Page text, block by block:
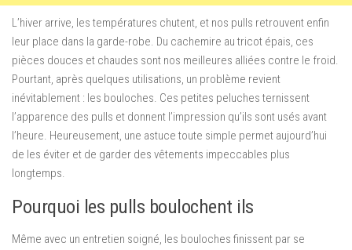
L’hiver arrive, les températures chutent, et nos pulls retrouvent enfin
leur place dans la garde-robe. Du cachemire au tricot épais, ces
pièces douces et chaudes sont nos meilleures alliées contre le froid.
Pourtant, après quelques utilisations, un problème revient
inévitablement : les bouloches. Ces petites peluches ternissent
l’apparence des pulls et donnent l’impression qu’ils sont usés avant
l’heure. Heureusement, une astuce toute simple permet aujourd’hui
de les éviter et de garder des vêtements impeccables plus
longtemps.
Pourquoi les pulls boulochent ils
Même avec un entretien soigné, les bouloches finissent par se